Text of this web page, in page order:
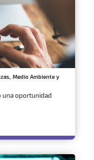
, Medio Ambiente y
una oportunidad